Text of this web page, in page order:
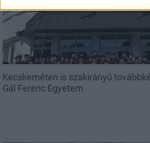
Kecskeméten is szakirányú
Gál Ferenc Egyetem